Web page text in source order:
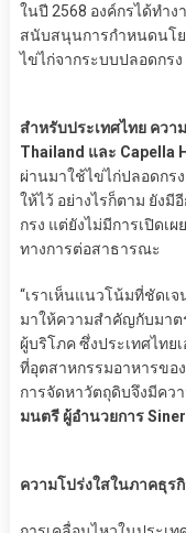
ในปี 2568 องค์กรได้ทำง
สนับสนุนการกำหนดนโย
ไข่ไก่จากระบบปลอดกรง
สำหรับประเทศไทย คว
Thailand และ Capella
ผ่านมาใช้ไข่ไก่ปลอดกร
ให้ไว้ อย่างไรก็ตาม ยัง
กรง แต่ยังไม่มีการเปิดเ
ทางการต่อสาธารณะ
“เราเห็นแนวโน้มที่ชัดเ
มาให้ความสำคัญกับมา
ผู้บริโภค ซึ่งประเทศไทย
ที่อุตสาหกรรมอาหารขอ
การจัดหาวัตถุดิบจึงมีคว
มนตรี ผู้อำนวยการ
ความโปร่งใสในภาคธุร